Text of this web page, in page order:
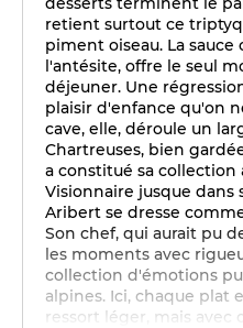
retient surtout ce
piment oiseau. La sauce
l'antésite, offre le seul
déjeuner. Une
plaisir d'enfance qu'on
cave, elle, déroule un
Chartreuses, bien
a constitué sa
Visionnaire jusque dans
Aribert se dresse
Son chef, qui aurait pu
les moments avec
collection d'émotions
alpines. Ici, chaque plat
ressort léger, mais avec